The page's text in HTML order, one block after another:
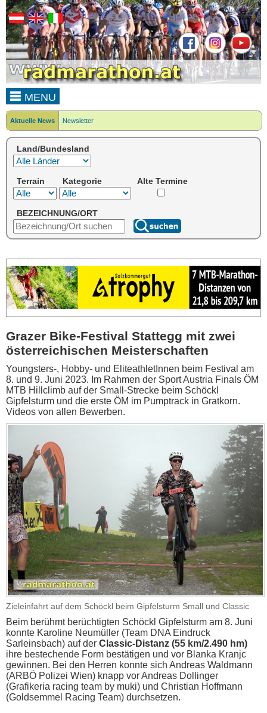
MENU
Aktuelle News Newsletter
Land/Bundesland
Terrain Kategorie Alte Termine
BEZEICHNUNG/ORT
Grazer Bike-Festival Stattegg mit zwei
österreichischen Meisterschaften
Youngsters-, Hobby- und EliteathletInnen beim Festival am
8. und 9. Juni 2023. Im Rahmen der Sport Austria Finals ÖM
MTB Hillclimb auf der Small-Strecke beim Schöckl
Gipfelsturm und die erste ÖM im Pumptrack in Gratkorn.
Videos von allen Bewerben.
Zieleinfahrt auf dem Schöckl beim Gipfelsturm Small und Classic
Beim berühmt berüchtigten Schöckl Gipfelsturm am 8. Juni
konnte Karoline Neumüller (Team DNA Eindruck
Sarleinsbach) auf der Classic-Distanz (55 km/2.490 hm)
ihre bestechende Form bestätigen und vor Blanka Kranjc
gewinnen. Bei den Herren konnte sich Andreas Waldmann
(ARBÖ Polizei Wien) knapp vor Andreas Dollinger
(Grafikeria racing team by muki) und Christian Hoffmann
(Goldsemmel Racing Team) durchsetzen.